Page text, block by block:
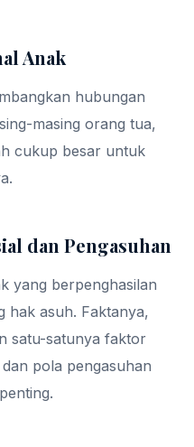
Anak
hubungan
masing orang tua,
cukup besar untuk
dan Pengasuhan
yang berpenghasilan
hak asuh. Faktanya,
satu-satunya faktor
pola pengasuhan